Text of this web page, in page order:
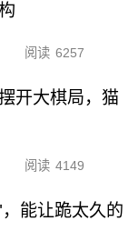
阅读 6257
开大棋局，猫
阅读 4149
能让跪太久的